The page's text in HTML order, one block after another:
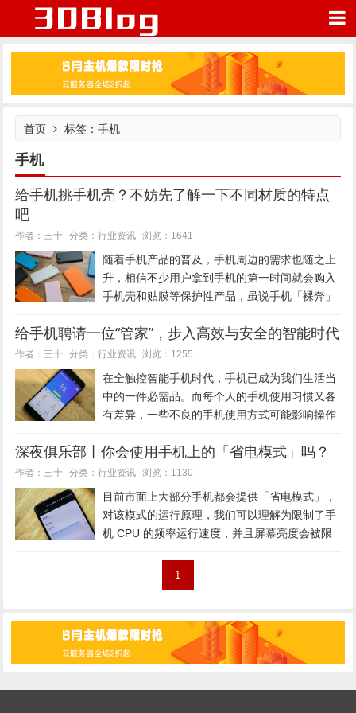
我的网站
首页 标签：手机
手机
给手机挑手机壳？不妨先了解一下不同材质的特点
吧
作者：三十 分类：行业资讯 浏览：1641
随着手机产品的普及，手机周边的需求也随之上
升，相信不少用户拿到手机的第一时间就会购入
手机壳和贴膜等保护性产品，虽说手机「裸奔」
生的维修费却让人甘心为其戴上枷锁。手机壳，
最常见不过的手机周边，如今手机...
给手机聘请一位“管家”，步入高效与安全的智能时代
作者：三十 分类：行业资讯 浏览：1255
在全触控智能手机时代，手机已成为我们生活当
中的一件必需品。而每个人的手机使用习惯又各
有差异，一些不良的手机使用方式可能影响操作
户可以针对性地通过复杂的步骤去解决手机问
题，对大部分普通用户来说，遇到手...
深夜俱乐部丨你会使用手机上的「省电模式」吗？
作者：三十 分类：行业资讯 浏览：1130
目前市面上大部分手机都会提供「省电模式」，
对该模式的运行原理，我们可以理解为限制了手
机 CPU 的频率运行速度，并且屏幕亮度会被限
性能状态下工作，这样就能起到省电效果。可是
在省电模式也就意味着我...
1